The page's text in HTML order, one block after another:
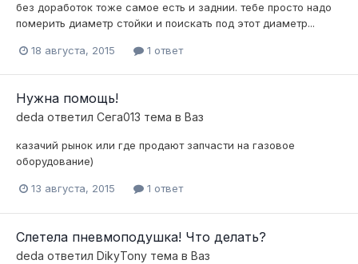
без доработок тоже самое есть и заднии. тебе просто надо
померить диаметр стойки и поискать под этот диаметр...
18 августа, 2015 1 ответ
Нужна помощь!
deda ответил Сега013 тема в Ваз
казачий рынок или где продают запчасти на газовое
оборудование)
13 августа, 2015 1 ответ
Слетела пневмоподушка! Что делать?
deda ответил DikyTony тема в Ваз